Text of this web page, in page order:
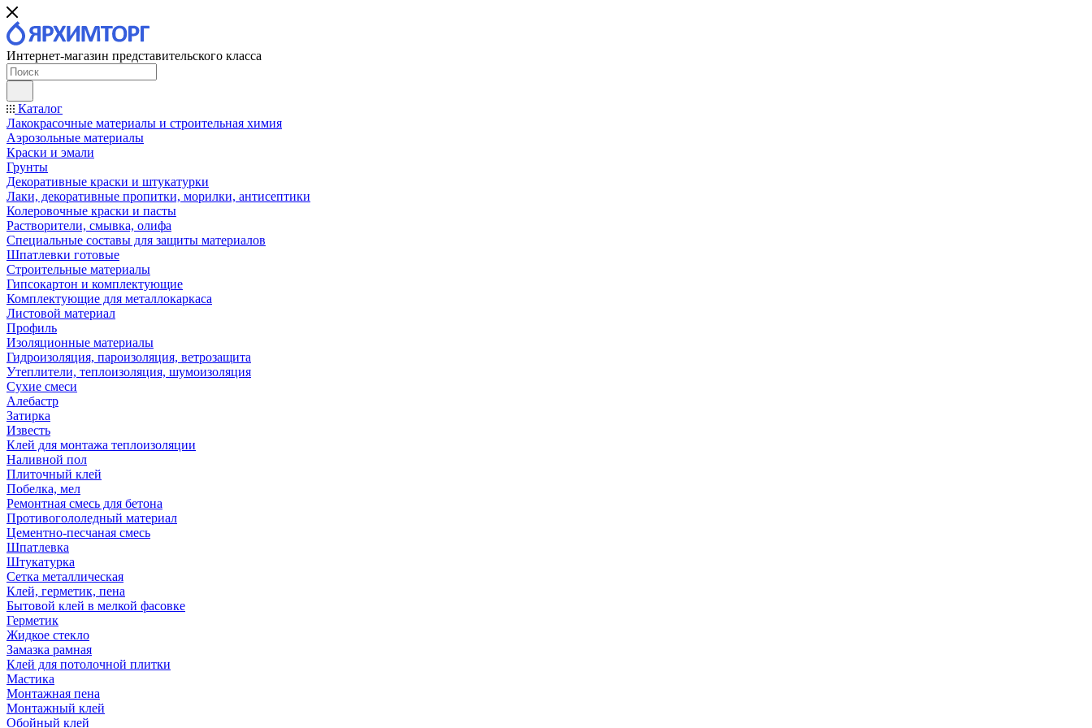
Интернет-магазин представительского класса
Каталог
Лакокрасочные материалы и строительная химия
Аэрозольные материалы
Краски и эмали
Грунты
Декоративные краски и штукатурки
Лаки, декоративные пропитки, морилки, антисептики
Колеровочные краски и пасты
Растворители, смывка, олифа
Специальные составы для защиты материалов
Шпатлевки готовые
Строительные материалы
Гипсокартон и комплектующие
Комплектующие для металлокаркаса
Листовой материал
Профиль
Изоляционные материалы
Гидроизоляция, пароизоляция, ветрозащита
Утеплители, теплоизоляция, шумоизоляция
Сухие смеси
Алебастр
Затирка
Известь
Клей для монтажа теплоизоляции
Наливной пол
Плиточный клей
Побелка, мел
Ремонтная смесь для бетона
Противогололедный материал
Цементно-песчаная смесь
Шпатлевка
Штукатурка
Сетка металлическая
Клей, герметик, пена
Бытовой клей в мелкой фасовке
Герметик
Жидкое стекло
Замазка рамная
Клей для потолочной плитки
Мастика
Монтажная пена
Монтажный клей
Обойный клей